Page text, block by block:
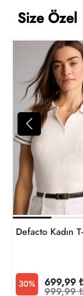
Size Özel
Defacto Kadın
30% 699,99
999,99